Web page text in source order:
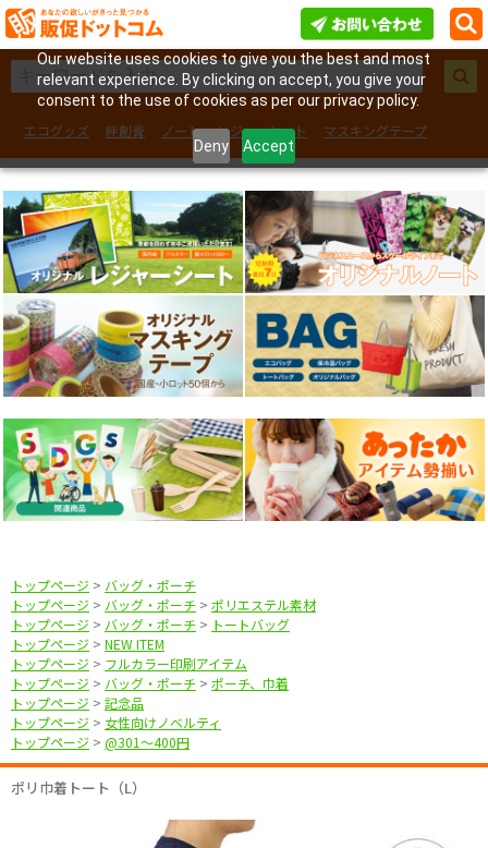
Our website uses cookies to give you the best and most
relevant experience. By clicking on accept, you give your
consent to the use of cookies as per our privacy policy.
Deny Accept
エコグッズ 絆創膏 ノート レジャーシート
マスキングテープ
フェイスシール
トップページ > バッグ・ポーチ
トップページ > バッグ・ポーチ > ポリエステル素材
トップページ > バッグ・ポーチ > トートバッグ
トップページ > NEW ITEM
トップページ > フルカラー印刷アイテム
トップページ > バッグ・ポーチ > ポーチ、巾着
トップページ > 記念品
トップページ > 女性向けノベルティ
トップページ > @301〜400円
ポリ巾着トート（L）